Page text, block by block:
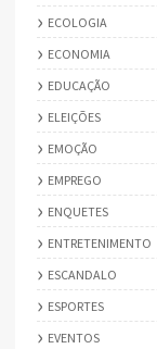
ECOLOGIA
ECONOMIA
EDUCAÇÃO
ELEIÇÕES
EMOÇÃO
EMPREGO
ENQUETES
ENTRETENIMENTO
ESCANDALO
ESPORTES
EVENTOS